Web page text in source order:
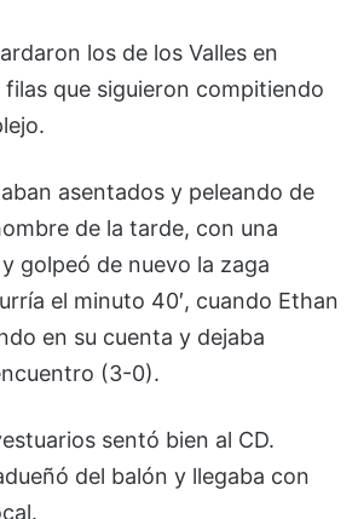
los de los Valles en
que siguieron compitiendo
asentados y peleando de
de la tarde, con una
golpeó de nuevo la zaga
el minuto 40′, cuando Ethan
en su cuenta y dejaba
(3-0).
sentó bien al CD.
del balón y llegaba con